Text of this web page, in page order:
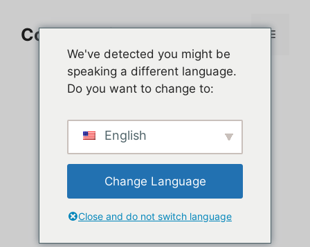
contenuComment jouer sur PC Menu
We've detected you might be
speaking a different language.
Do you want to change to:
English
Change Language
Close and do not switch language